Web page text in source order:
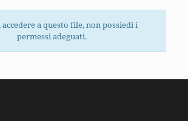
a questo file, non possiedi i
permessi adeguati.